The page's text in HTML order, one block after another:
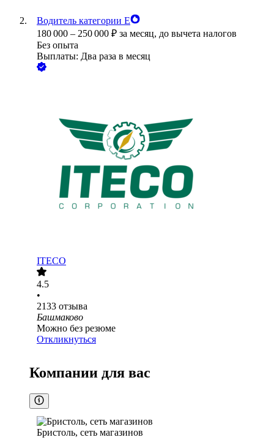
Водитель категории Е
180 000 – 250 000 ₽ за месяц, до вычета налогов
Без опыта
Выплаты: Два раза в месяц
ITECO
4.5
•
2133 отзыва
Башмаково
Можно без резюме
Откликнуться
Компании для вас
Бристоль, сеть магазинов